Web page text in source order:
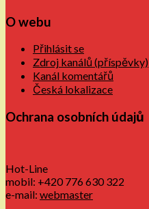
O webu
Přihlásit se
Zdroj kanálů (příspěvky)
Kanál komentářů
Česká lokalizace
Ochrana osobních údajů
Hot-Line
mobil: +420 776 630 322
e-mail: webmaster